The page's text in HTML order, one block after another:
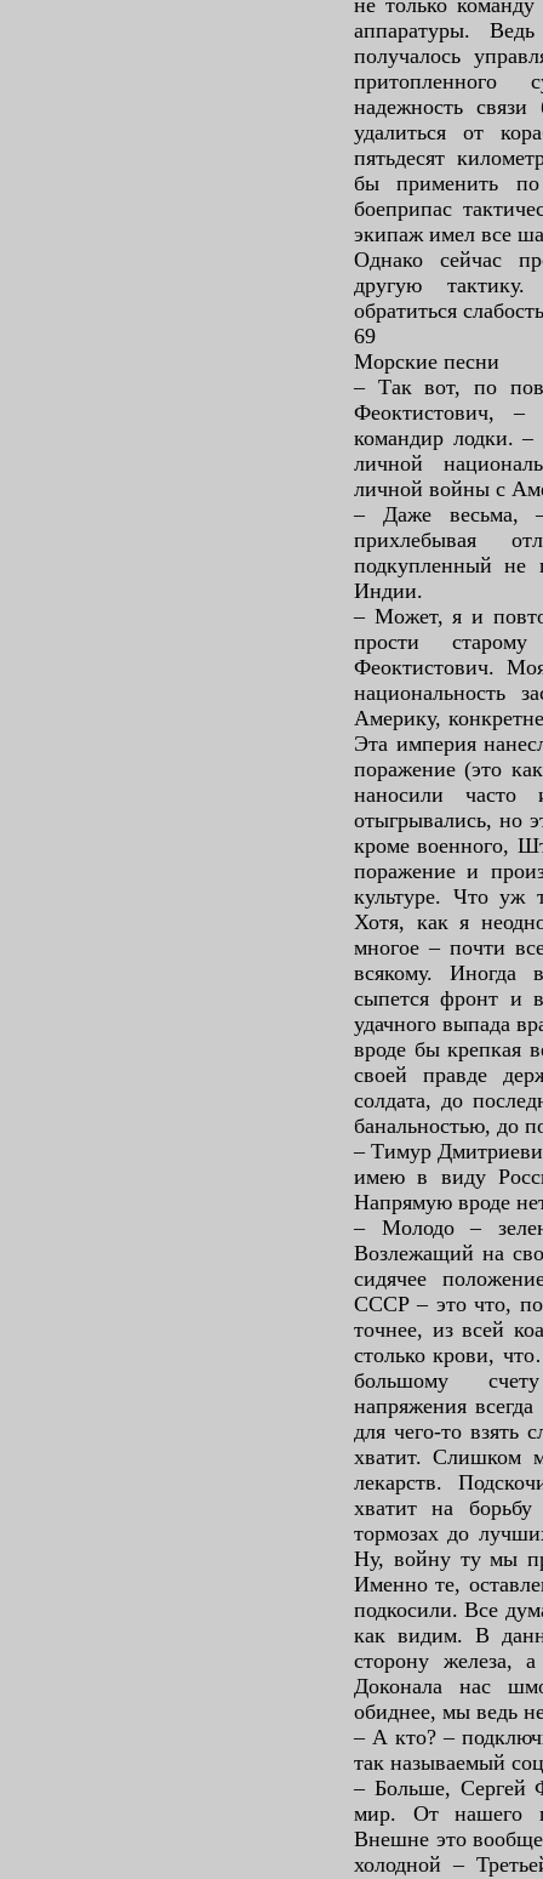
аппаратуры.
получалось
притопленного
надежность
удалиться от
пятьдесят
бы применить по
боеприпас
экипаж имел все
Однако сейчас
другую
обратиться
69
Морские песни
– Так вот, по
Феоктистович, –
командир лодки.
личной
личной войны с
– Даже весьма,
прихлебывая
подкупленный не
Индии.
– Может, я и
прости
Феоктистович.
национальность
Америку,
Эта империя
поражение (это
наносили
отыгрывались, но
кроме военного,
поражение и
культуре. Что уж
Хотя, как я
многое – почти
всякому. Иногда
сыпется фронт и
удачного выпада
вроде бы крепкая
своей правде
солдата, до
банальностью, до
– Тимур
имею в виду
Напрямую вроде
– Молодо –
Возлежащий на
сидячее
СССР – это что,
точнее, из всей
столько крови,
большому
напряжения
для чего-то взять
хватит. Слишком
лекарств.
хватит на
тормозах до
Ну, войну ту мы
Именно те,
подкосили. Все
как видим. В
сторону железа,
Доконала нас
обиднее, мы ведь
– А кто? –
так называемый
– Больше, Сергей
мир. От нашего
Внешне это
холодной –